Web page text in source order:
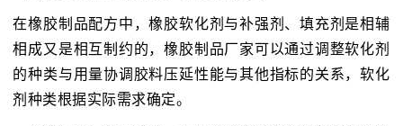
在橡胶制品配方中，橡胶软化剂与补强剂、填充剂是相辅
相成又是相互制约的，橡胶制品厂家可以通过调整软化剂
的种类与用量协调胶料压延性能与其他指标的关系，软化
剂种类根据实际需求确定。